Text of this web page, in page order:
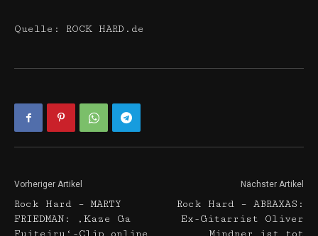
Quelle: ROCK HARD.de
Vorheriger Artikel
Rock Hard – MARTY
FRIEDMAN: ‚Kaze Ga
Nächster Artikel
Rock Hard – ABRAXAS:
Ex-Gitarrist Oliver